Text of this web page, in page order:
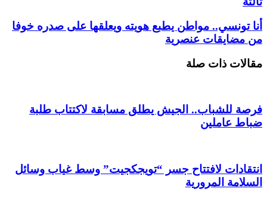
أنا تونسي.. مواطن يطبع هويته ويعلقها على صدره خوفا
من مضايقات عنصرية
مقالات ذات صلة
فرصة للشباب.. الجيش يطلق مسابقة لاكتتاب طلبة
ضباط عاملين
انتقادات لافتتاح جسر “تويجكجيت” وسط غياب وسائل
السلامة المرورية